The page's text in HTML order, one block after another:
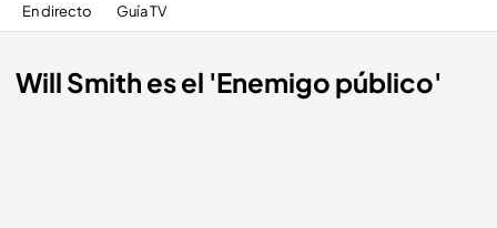
En directo Guía TV
Will Smith es el 'Enemigo público'